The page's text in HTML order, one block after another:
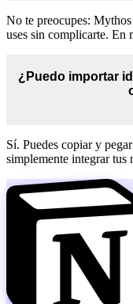
No te preocupes:
uses sin complicarte. En
¿Puedo importar
Sí. Puedes copiar y
simplemente integrar tus